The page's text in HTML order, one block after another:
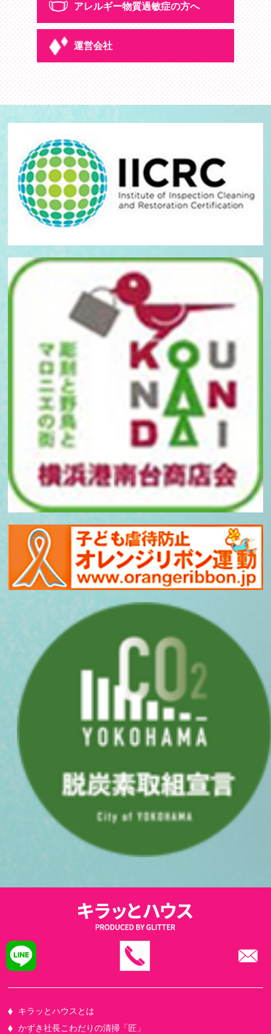
ご依頼の流れ
アレルギー物質過敏症の方へ
アレルギー物質過敏症の方へ
運営会社
運営会社
キラッとハウスとは
かずき社長こわだりの清掃「匠」